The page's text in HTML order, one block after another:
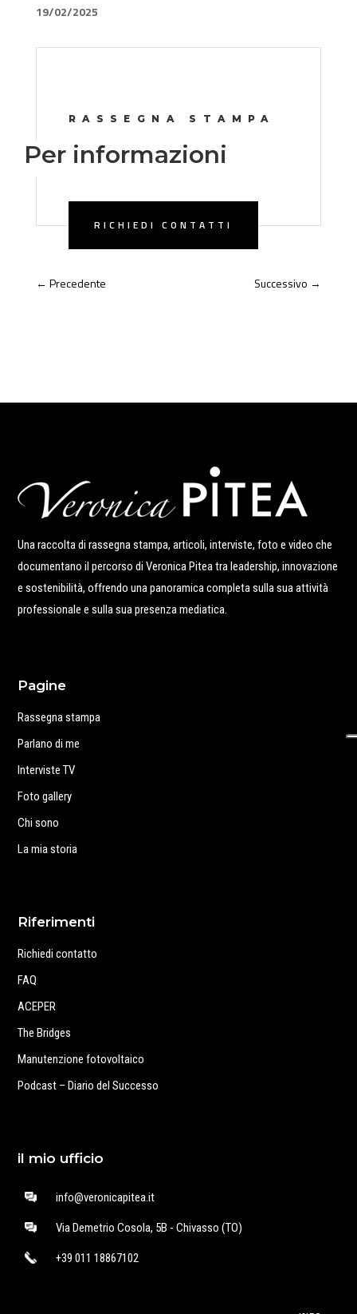
19/02/2025
RASSEGNA STAMPA
Per informazioni
RICHIEDI CONTATTI
← Precedente Successivo →
Una raccolta di rassegna stampa, articoli, interviste, foto e video che
documentano il percorso di Veronica Pitea tra leadership, innovazione
e sostenibilità, offrendo una panoramica completa sulla sua attività
professionale e sulla sua presenza mediatica.
Pagine
Rassegna stampa
Parlano di me
Interviste TV
Foto gallery
Chi sono
La mia storia
Riferimenti
Richiedi contatto
FAQ
ACEPER
The Bridges
Manutenzione fotovoltaico
Podcast – Diario del Successo
il mio ufficio
info@veronicapitea.it
Via Demetrio Cosola, 5B - Chivasso (TO)
+39 011 18867102